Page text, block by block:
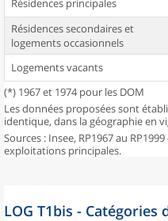
Résidences principales
Résidences secondaires et
logements occasionnels
Logements vacants
(*) 1967 et 1974 pour les DOM
Les données proposées sont
identique, dans la géographie en
Sources : Insee, RP1967 au
exploitations principales.
LOG T1bis - Catégories